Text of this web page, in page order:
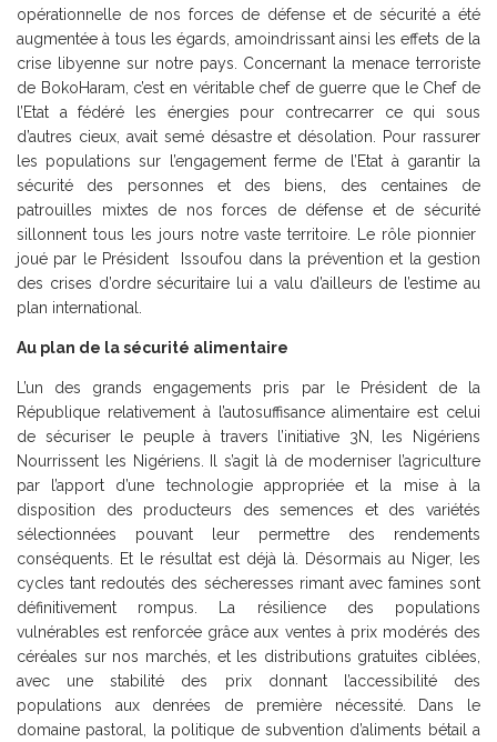
opérationnelle de nos forces de défense et de sécurité a été
augmentée à tous les égards, amoindrissant ainsi les effets de la
crise libyenne sur notre pays. Concernant la menace terroriste
de BokoHaram, c’est en véritable chef de guerre que le Chef de
l’Etat a fédéré les énergies pour contrecarrer ce qui sous
d’autres cieux, avait semé désastre et désolation. Pour rassurer
les populations sur l’engagement ferme de l’Etat à garantir la
sécurité des personnes et des biens, des centaines de
patrouilles mixtes de nos forces de défense et de sécurité
sillonnent tous les jours notre vaste territoire. Le rôle pionnier
joué par le Président Issoufou dans la prévention et la gestion
des crises d’ordre sécuritaire lui a valu d’ailleurs de l’estime au
plan international.
Au plan de la sécurité alimentaire
L’un des grands engagements pris par le Président de la
République relativement à l’autosuffisance alimentaire est celui
de sécuriser le peuple à travers l’initiative 3N, les Nigériens
Nourrissent les Nigériens. Il s’agit là de moderniser l’agriculture
par l’apport d’une technologie appropriée et la mise à la
disposition des producteurs des semences et des variétés
sélectionnées pouvant leur permettre des rendements
conséquents. Et le résultat est déjà là. Désormais au Niger, les
cycles tant redoutés des sécheresses rimant avec famines sont
définitivement rompus. La résilience des populations
vulnérables est renforcée grâce aux ventes à prix modérés des
céréales sur nos marchés, et les distributions gratuites ciblées,
avec une stabilité des prix donnant l’accessibilité des
populations aux denrées de première nécessité. Dans le
domaine pastoral, la politique de subvention d’aliments bétail a